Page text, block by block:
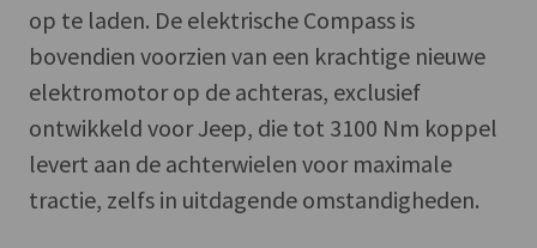
op te laden. De elektrische Compass is
bovendien voorzien van een krachtige nieuwe
elektromotor op de achteras, exclusief
ontwikkeld voor Jeep, die tot 3100 Nm koppel
levert aan de achterwielen voor maximale
tractie, zelfs in uitdagende omstandigheden.